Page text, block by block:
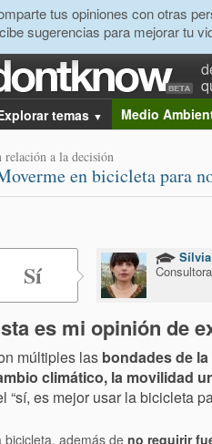
tus opiniones con otras
sugerencias para mejorar tu
temas ▼ Medio
relación a la decisión
en bicicleta para
Sí
es mi opinión de
múltiples las bondades de
climático, la movilidad
“sí, es mejor usar la bicicleta
bicicleta, además de no requirir